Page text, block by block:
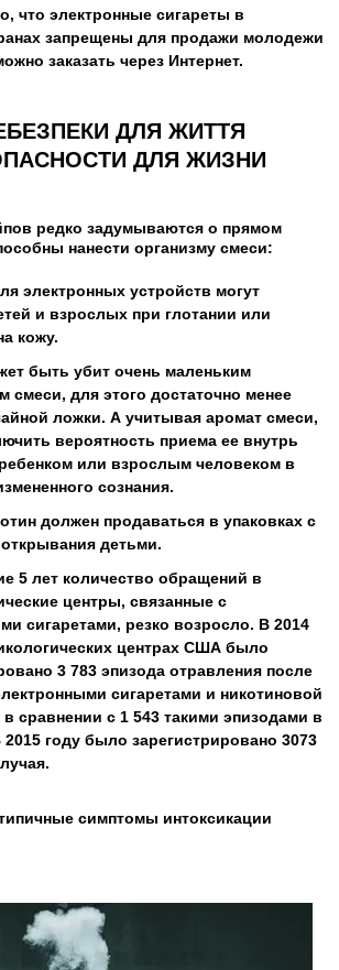
что электронные сигареты в
запрещены для продажи молодежи
заказать через Интернет.
ДЛЯ ЖИТТЯ
ДЛЯ ЖИЗНИ
редко задумываются о прямом
нанести организму смеси:
электронных устройств могут
и взрослых при глотании или
кожу.
быть убит очень маленьким
смеси, для этого достаточно менее
ложки. А учитывая аромат смеси,
вероятность приема ее внутрь
или взрослым человеком в
сознания.
должен продаваться в упаковках с
детьми.
5 лет количество обращений в
центры, связанные с
сигаретами, резко возросло. В 2014
центрах США было
3 783 эпизода отравления после
сигаретами и никотиновой
сравнении с 1 543 такими эпизодами в
2015 году было зарегистрировано 3073
симптомы интоксикации